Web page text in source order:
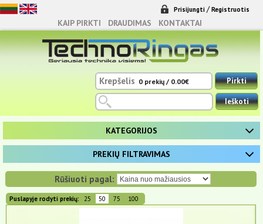
KAIP PIRKTI DRAUDIMAS KONTAKTAI
Ieškoti
Krepšelis 0 prekių / 0.00€ Pirkti
Prisijungti / Registruotis
KATEGORIJOS
TELEFONAI, LAIKRODŽIAI, PLANŠETĖS
PREKIŲ FILTRAVIMAS
Prekių kategorija:
Rūšiuoti pagal:
Puslapyje rodyti prekių: 25 50 75 100